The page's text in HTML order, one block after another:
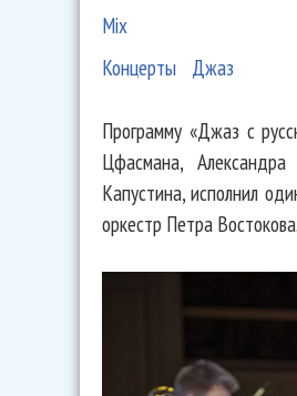
Mix
Концерты Джаз
Программу «Джаз с
Цфасмана,
Капустина, исполнил
оркестр Петра Востокова.